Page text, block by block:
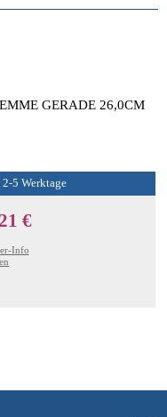
GERADE 26,0CM
5 Werktage
€
Info